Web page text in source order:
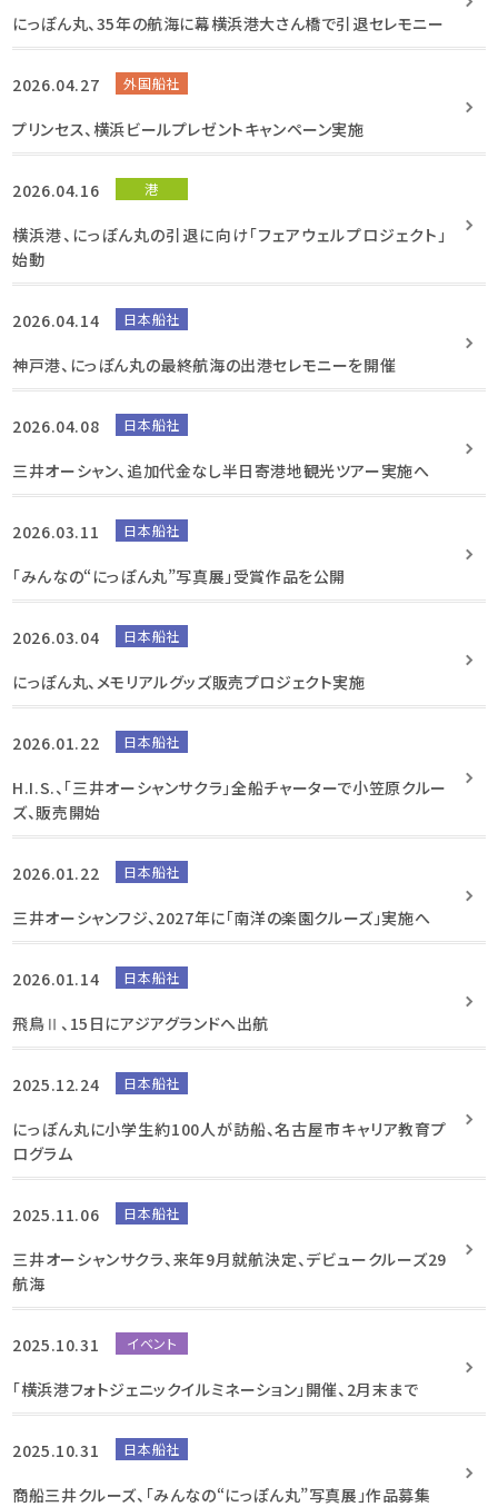
にっぽん丸、35年の航海に幕横浜港大さん橋で引退セレモニー
2026.04.27 外国船社
プリンセス、横浜ビールプレゼントキャンペーン実施
2026.04.16 港
横浜港、にっぽん丸の引退に向け「フェアウェルプロジェクト」
始動
2026.04.14 日本船社
神戸港、にっぽん丸の最終航海の出港セレモニーを開催
2026.04.08 日本船社
三井オーシャン、追加代金なし半日寄港地観光ツアー実施へ
2026.03.11 日本船社
「みんなの“にっぽん丸”写真展」受賞作品を公開
2026.03.04 日本船社
にっぽん丸、メモリアルグッズ販売プロジェクト実施
2026.01.22 日本船社
H.I.S.、「三井オーシャンサクラ」全船チャーターで小笠原クルー
ズ、販売開始
2026.01.22 日本船社
三井オーシャンフジ、2027年に「南洋の楽園クルーズ」実施へ
2026.01.14 日本船社
飛鳥Ⅱ、15日にアジアグランドへ出航
2025.12.24 日本船社
にっぽん丸に小学生約100人が訪船、名古屋市キャリア教育プ
ログラム
2025.11.06 日本船社
三井オーシャンサクラ、来年9月就航決定、デビュークルーズ29
航海
2025.10.31 イベント
「横浜港フォトジェニックイルミネーション」開催、2月末まで
2025.10.31 日本船社
商船三井クルーズ、「みんなの“にっぽん丸”写真展」作品募集